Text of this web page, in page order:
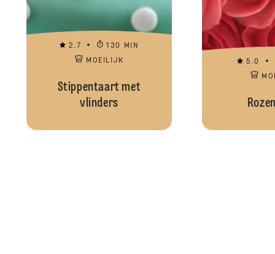
2.7
130 MIN
MOEILIJK
Stippentaart met
vlinders
5.0